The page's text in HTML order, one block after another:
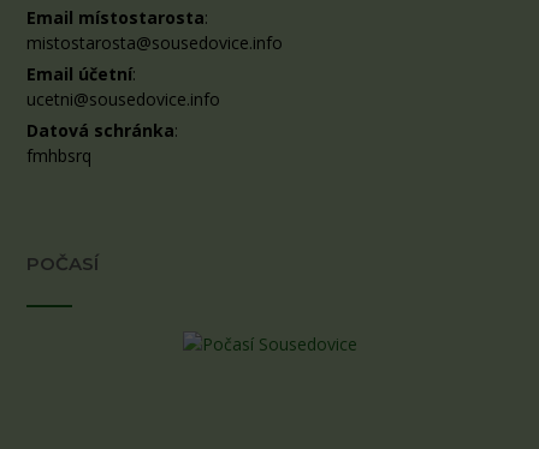
Email místostarosta:
mistostarosta@sousedovice.info
Email účetní:
ucetni@sousedovice.info
Datová schránka:
fmhbsrq
POČASÍ